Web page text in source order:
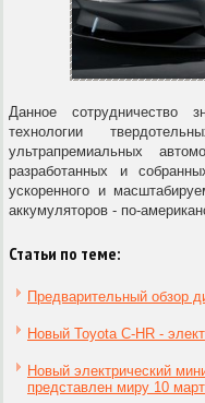
Данное сотрудничество
технологии
ультрапремиальных
разработанных и
ускоренного и
аккумуляторов - по-
Статьи по теме:
Предварительный обзор
Новый Toyota C-HR -
Новый электрический
представлен миру 10